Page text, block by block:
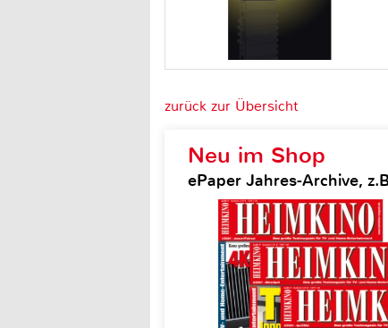
zurück zur Übersicht
Neu im Shop
ePaper Jahres-Archive,